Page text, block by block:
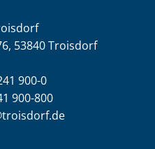
53840 Troisdorf
900-0
900-800